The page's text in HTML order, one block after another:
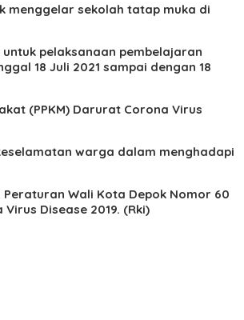
menggelar sekolah tatap muka di
pelaksanaan pembelajaran
18 Juli 2021 sampai dengan 18
(PPKM) Darurat Corona Virus
warga dalam menghadapi
Wali Kota Depok Nomor 60
Disease 2019. (Rki)